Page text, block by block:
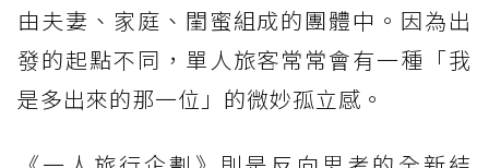
由夫妻、家庭、閨蜜組成的團體中。因為出
發的起點不同，單人旅客常常會有一種「我
是多出來的那一位」的微妙孤立感。